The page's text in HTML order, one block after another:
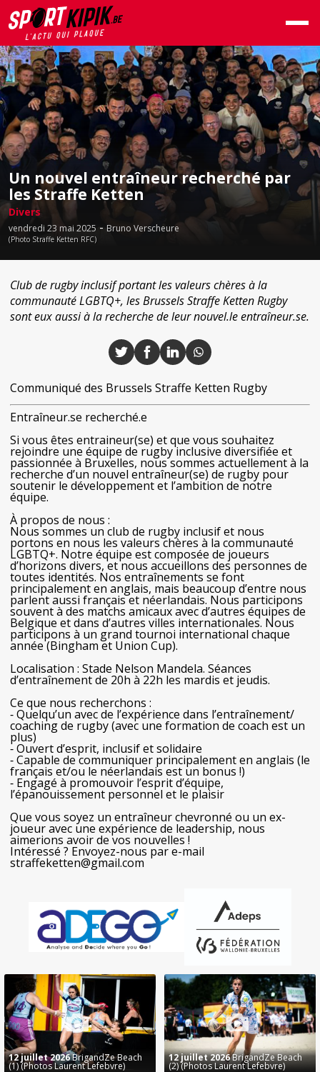
Un nouvel entraîneur recherché par
les Straffe Ketten
Divers
vendredi 23 mai 2025 - Bruno Verscheure
(Photo Straffe Ketten RFC)
Club de rugby inclusif portant les valeurs chères à la
communauté LGBTQ+, les Brussels Straffe Ketten Rugby
sont eux aussi à la recherche de leur nouvel.le entraîneur.se.
Communiqué des Brussels Straffe Ketten Rugby
Entraîneur.se recherché.e
Si vous êtes entraineur(se) et que vous souhaitez
rejoindre une équipe de rugby inclusive diversifiée et
passionnée à Bruxelles, nous sommes actuellement à la
recherche d’un nouvel entraîneur(se) de rugby pour
soutenir le développement et l’ambition de notre
équipe.
À propos de nous :
Nous sommes un club de rugby inclusif et nous
portons en nous les valeurs chères à la communauté
LGBTQ+. Notre équipe est composée de joueurs
d’horizons divers, et nous accueillons des personnes de
toutes identités. Nos entraînements se font
principalement en anglais, mais beaucoup d’entre nous
parlent aussi français et néerlandais. Nous participons
souvent à des matchs amicaux avec d’autres équipes de
Belgique et dans d’autres villes internationales. Nous
participons à un grand tournoi international chaque
année (Bingham et Union Cup).
Localisation : Stade Nelson Mandela. Séances
d’entraînement de 20h à 22h les mardis et jeudis.
Ce que nous recherchons :
⁃ Quelqu’un avec de l’expérience dans l’entraînement/
coaching de rugby (avec une formation de coach est un
plus)
⁃ Ouvert d’esprit, inclusif et solidaire
⁃ Capable de communiquer principalement en anglais (le
français et/ou le néerlandais est un bonus !)
⁃ Engagé à promouvoir l’esprit d’équipe,
l’épanouissement personnel et le plaisir
Que vous soyez un entraîneur chevronné ou un ex-
joueur avec une expérience de leadership, nous
aimerions avoir de vos nouvelles !
Intéressé ? Envoyez-nous par e-mail
straffeketten@gmail.com
12 juillet 2026BrigandZe Beach
(1) (Photos Laurent Lefebvre)
12 juillet 2026BrigandZe Beach
(2) (Photos Laurent Lefebvre)